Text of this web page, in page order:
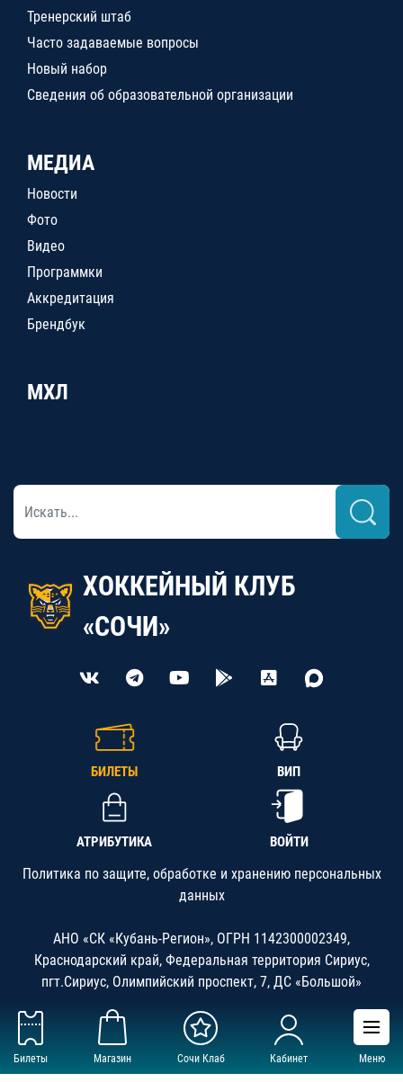
Билеты Магазин Сочи Клаб Кабинет Меню
Тренерский штаб
Часто задаваемые вопросы
Новый набор
Сведения об образовательной организации
МЕДИА
Новости
Фото
Видео
Программки
Аккредитация
Брендбук
МХЛ
ХОККЕЙНЫЙ КЛУБ
«СОЧИ»
БИЛЕТЫ ВИП
АТРИБУТИКА ВОЙТИ
Политика по защите, обработке и хранению персональных
данных
АНО «СК «Кубань-Регион», ОГРН 1142300002349,
Краснодарский край, Федеральная территория Сириус,
пгт.Сириус, Олимпийский проспект, 7, ДС «Большой»